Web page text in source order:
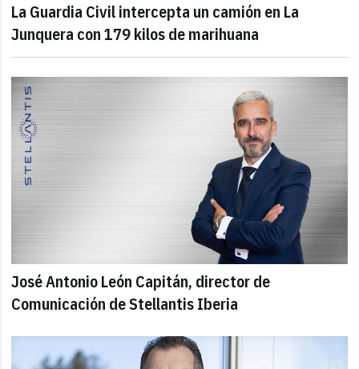
La Guardia Civil intercepta un camión en La
Junquera con 179 kilos de marihuana
José Antonio León Capitán, director de
Comunicación de Stellantis Iberia